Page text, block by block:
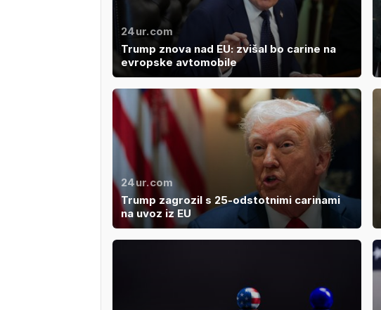
24ur.com
Trump znova nad EU: zvišal bo carine na
evropske avtomobile
24ur.com
Trump zagrozil s 25-odstotnimi carinami
na uvoz iz EU